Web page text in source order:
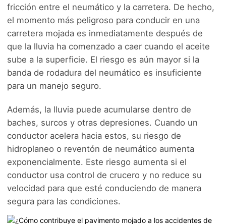
fricción entre el neumático y la carretera. De hecho,
el momento más peligroso para conducir en una
carretera mojada es inmediatamente después de
que la lluvia ha comenzado a caer cuando el aceite
sube a la superficie. El riesgo es aún mayor si la
banda de rodadura del neumático es insuficiente
para un manejo seguro.
Además, la lluvia puede acumularse dentro de
baches, surcos y otras depresiones. Cuando un
conductor acelera hacia estos, su riesgo de
hidroplaneo o reventón de neumático aumenta
exponencialmente. Este riesgo aumenta si el
conductor usa control de crucero y no reduce su
velocidad para que esté conduciendo de manera
segura para las condiciones.